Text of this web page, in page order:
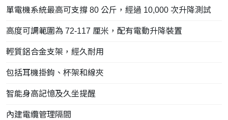
單電機系統最高可支撐 80 公斤，經過 10,000 次升降測試
高度可調範圍為 72-117 厘米，配有電動升降裝置
輕質鋁合金支架，經久耐用
包括耳機掛鉤、杯架和線夾
智能身高記憶及久坐提醒
內建電纜管理隔間